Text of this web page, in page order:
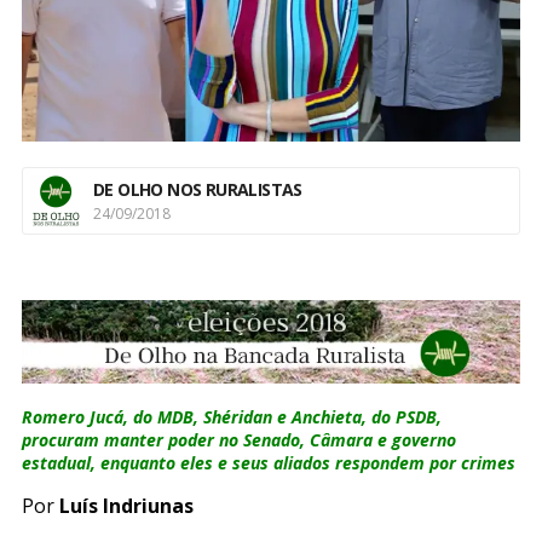
DE OLHO NOS RURALISTAS
24/09/2018
Romero Jucá, do MDB, Shéridan e Anchieta, do PSDB,
procuram manter poder no Senado, Câmara e governo
estadual, enquanto eles e seus aliados respondem por crimes
Por Luís Indriunas